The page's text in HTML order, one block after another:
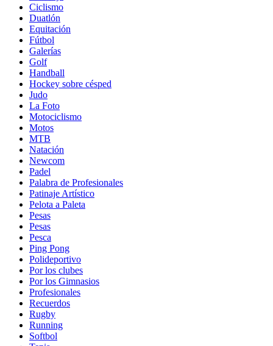
Ciclismo
Duatlón
Equitación
Fútbol
Galerías
Golf
Handball
Hockey sobre césped
Judo
La Foto
Motociclismo
Motos
MTB
Natación
Newcom
Padel
Palabra de Profesionales
Patinaje Artístico
Pelota a Paleta
Pesas
Pesas
Pesca
Ping Pong
Polideportivo
Por los clubes
Por los Gimnasios
Profesionales
Recuerdos
Rugby
Running
Softbol